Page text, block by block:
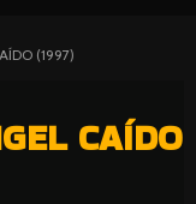
(1997)
CAÍDO